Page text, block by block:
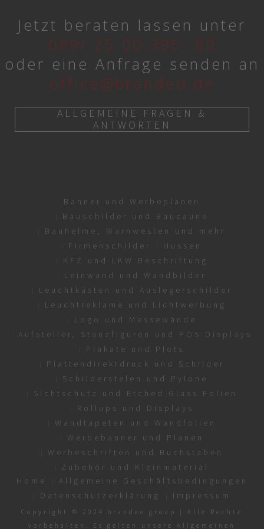
Jetzt beraten lassen unter
089/ 25 00 395- 80
oder eine Anfrage senden an
office@brandeo.de
ALLGEMEINE FRAGEN &
ANTWORTEN
Banner und Werbeplanen
Bauschilder und Bauzäune
Bauhelme, Warnwesten und mehr
Firmenschilder
Hussen
KFZ und LKW Beschriftung
Leinwand und Wandbilder
Leuchtkästen und Auslegerschilder
Leuchtreklame und Lichtwerbung
Logo und Messewände
Aufsteller, Stanzfiguren und POS Displays
Plakate und Plots
Plattendirektdruck und Schilder
Schilderstelen und Pylone
Sichtschutz und Etched Glass Folien
Rollups und Displays
Wandtapeten und Wandfolien
Werbebanner und Planen
Werbeschriften und Buchstaben
Zubehör und Kleinmaterial
Home
Allgemeine Geschäftsbedingungen
Datenschutzerklärung
Impressum
Copyright © 2024 brandeo group | Alle Rechte
vorbehalten. Es gelten unsere Allgemeinen